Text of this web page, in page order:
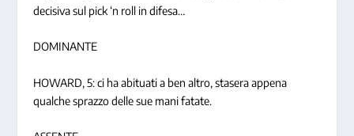
decisiva sul pick ‘n roll in difesa…
DOMINANTE
HOWARD, 5: ci ha abituati a ben altro, stasera appena
qualche sprazzo delle sue mani fatate.